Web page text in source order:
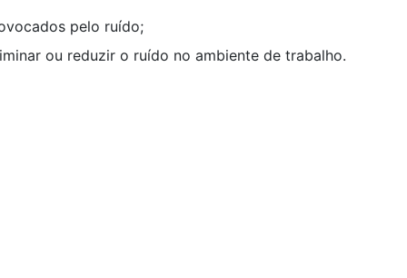
pelo ruído;
ou reduzir o ruído no ambiente de trabalho.